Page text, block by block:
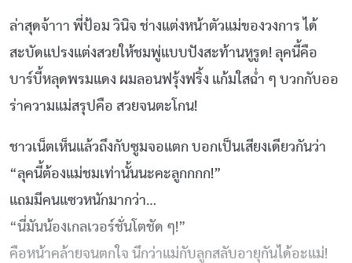
ล่าสุดจ้าาา พี่ป้อม วินิจ ช่างแต่งหน้าตัวแม่ของวงการ ได้
สะบัดแปรงแต่งสวยให้ชมพู่แบบปังสะท้านหูรูด! ลุคนี้คือ
บาร์บี้หลุดพรมแดง ผมลอนฟรุ้งฟริ้ง แก้มใสฉ่ำ ๆ บวกกับออ
ร่าความแม่สรุปคือ สวยจนตะโกน!
ชาวเน็ตเห็นแล้วถึงกับซูมจอแตก บอกเป็นเสียงเดียวกันว่า
“ลุคนี้ต้องแม่ชมเท่านั้นนะคะลูกกกก!”
แถมมีคนแซวหนักมากว่า…
“นี่มันน้องเกลเวอร์ชั่นโตชัด ๆ!”
คือหน้าคล้ายจนตกใจ นึกว่าแม่กับลูกสลับอายุกันได้อะแม่!